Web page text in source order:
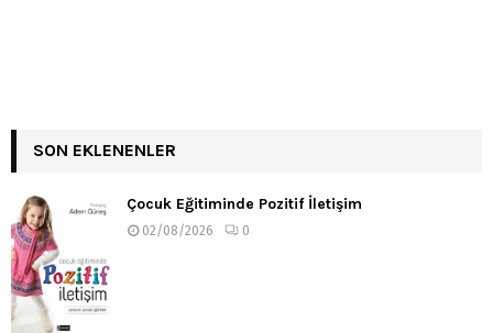
SON EKLENENLER
Çocuk Eğitiminde Pozitif İletişim
02/08/2026 0